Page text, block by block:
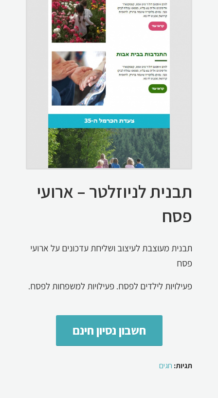
תבנית לניוזלטר – ארועי
פסח
תבנית מעוצבת לעיצוב ושליחת עדכונים על ארועי
פסח
פעילויות לילדים לפסח. פעילויות למשפחות לפסח.
חשבון נסיון חינם
תגיות: חגים